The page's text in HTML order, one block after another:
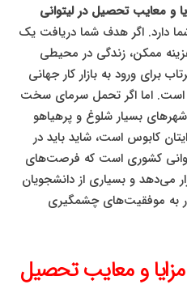
و معایب تحصیل در لیتوانی
دارد. اگر هدف شما دریافت یک
ممکن، زندگی در محیطی
برای ورود به بازار کار جهانی
است. اما اگر تحمل سرمای سخت
بسیار شلوغ و پرهیاهو
کابوس است، شاید باید در
کشوری است که فرصت‌های
می‌دهد و بسیاری از دانشجویان
به موفقیت‌های چشمگیری
مزایا و معایب تحصیل